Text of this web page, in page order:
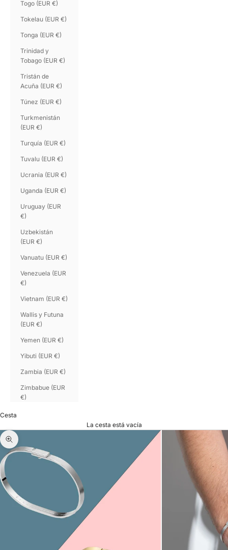
Togo (EUR €)
Tokelau (EUR €)
Tonga (EUR €)
Trinidad y
Tobago (EUR €)
Tristán de
Acuña (EUR €)
Túnez (EUR €)
Turkmenistán
(EUR €)
Turquía (EUR €)
Tuvalu (EUR €)
Ucrania (EUR €)
Uganda (EUR €)
Uruguay (EUR
€)
Uzbekistán
(EUR €)
Vanuatu (EUR €)
Venezuela (EUR
€)
Vietnam (EUR €)
Wallis y Futuna
(EUR €)
Yemen (EUR €)
Yibuti (EUR €)
Zambia (EUR €)
Zimbabue (EUR
€)
Cesta
La cesta está vacía
Zoom